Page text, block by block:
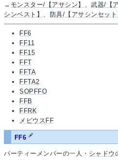
→ モンスター/【アサシン】 、武器/【
シンベスト】
防具/【アサシンセット
FF6
FF11
FF15
FFT
FFTA
FFTA2
SOPFFO
FFB
FFRK
メビウスFF
FF6
パーティーメンバーの一人・ シャドウ